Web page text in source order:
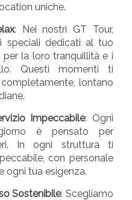
uniche.
: Nei nostri GT Tour,
speciali dedicati al tuo
per la loro tranquillità e i
Questi momenti ti
lontano
Impeccabile: Ogni
è pensato per
In ogni struttura ti
con personale
ogni tua esigenza.
Sostenibile: Scegliamo